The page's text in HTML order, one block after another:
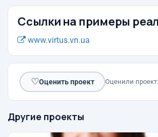
Ссылки на примеры
www.virtus.vn.ua
♡Оценить проект Оценили проект:
Другие проекты